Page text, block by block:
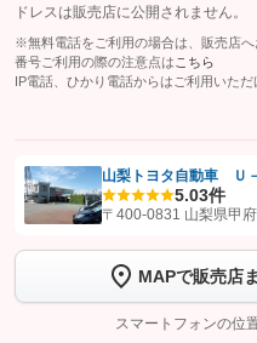
ドレスは販売店に公開されません。
※無料電話をご利用の場合は、販売店
番号ご利用の際の注意点は こちら
IP電話、ひかり電話からはご利用いただ
【STEP1】認証画面でグーネットを
トーク画面で
ボタンを
完了してください。
山梨トヨタ自動車 Ｕ
5.03件
〒400-0831 山梨県甲
MAPで販売店
スマートフォンの位